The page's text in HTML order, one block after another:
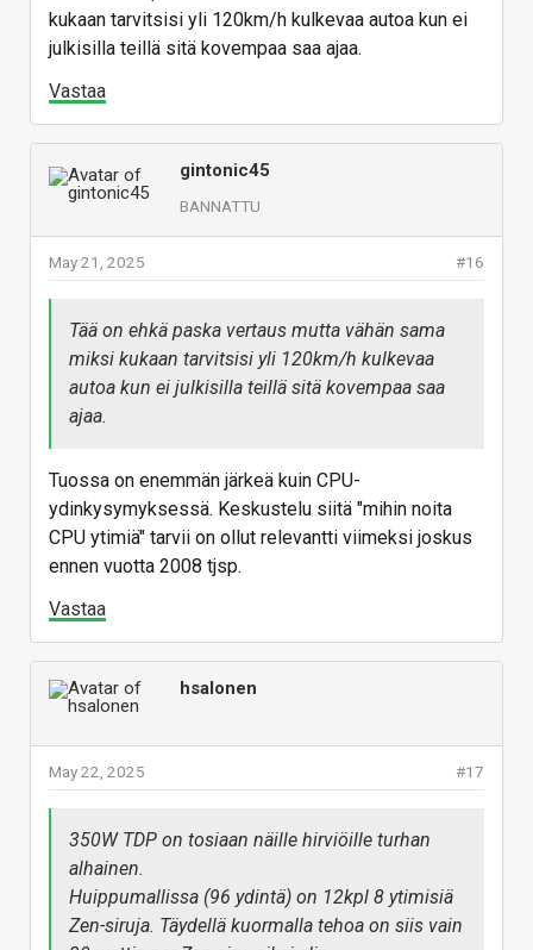
kukaan tarvitsisi yli 120km/h kulkevaa autoa kun ei
julkisilla teillä sitä kovempaa saa ajaa.
Vastaa
gintonic45
BANNATTU
#16
May 21, 2025
Tää on ehkä paska vertaus mutta vähän sama
miksi kukaan tarvitsisi yli 120km/h kulkevaa
autoa kun ei julkisilla teillä sitä kovempaa saa
ajaa.
Tuossa on enemmän järkeä kuin CPU-
ydinkysymyksessä. Keskustelu siitä "mihin noita
CPU ytimiä" tarvii on ollut relevantti viimeksi joskus
ennen vuotta 2008 tjsp.
Vastaa
hsalonen
#17
May 22, 2025
350W TDP on tosiaan näille hirviöille turhan
alhainen.
Huippumallissa (96 ydintä) on 12kpl 8 ytimisiä
Zen-siruja. Täydellä kuormalla tehoa on siis vain